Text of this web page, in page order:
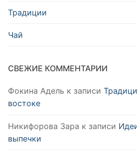
Традиции
Чай
СВЕЖИЕ КОММЕНТАРИИ
Фокина Адель к записи
востоке
Никифорова Зара к записи
выпечки